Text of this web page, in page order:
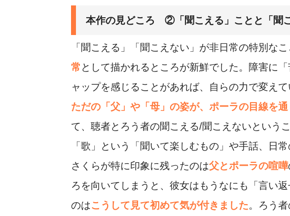
本作の見どころ ②「聞こえる」ことと「聞
「聞こえる」「聞こえない」が非日常の特別な
常 として描かれるところが新鮮でした。障害に
ャップを感じることがあれば、自らの力で変え
ただの「父」や「母」の姿が、ポーラの目線を
て、聴者とろう者の聞こえる/聞こえないという
「歌」という「聞いて楽しむもの」や手話、日
さくらが特に印象に残ったのは父とポーラの喧嘩
ろを向いてしまうと、彼女はもうなにも「言い
のはこうして見て初めて気が付きました。ろう